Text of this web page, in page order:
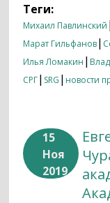
Теги:
Михаил Павлинский |
Марат Гильфанов|
Илья Ломакин |
СРГ| SRG | новости
15
Ноя
2019